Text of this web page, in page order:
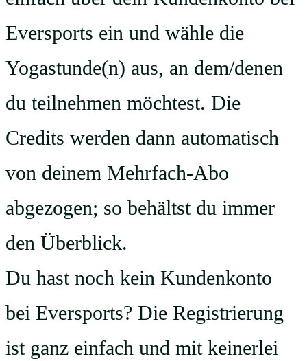
Eversports ein und wähle die
Yogastunde(n) aus, an dem/denen
du teilnehmen möchtest. Die
Credits werden dann automatisch
von deinem Mehrfach-Abo
abgezogen; so behältst du immer
den Überblick.
Du hast noch kein Kundenkonto
bei Eversports? Die Registrierung
ist ganz einfach und mit keinerlei